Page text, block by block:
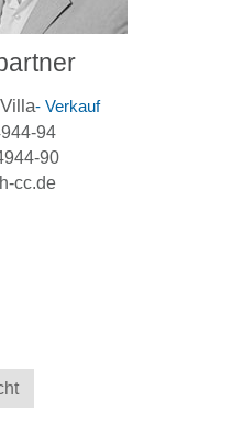
- Verkauf
94
90
cc.de